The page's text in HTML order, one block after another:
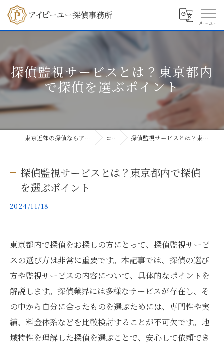
探偵監視サービスとは？東京都内
で探偵を選ぶポイント
東京近郊の探偵ならアイピーユー探偵事務所 コラム 探偵監視サービスとは？東京都内で探偵を選ぶポイント
探偵監視サービスとは？東京都内で探偵
を選ぶポイント
2024/11/18
東京都内で探偵をお探しの方にとって、探偵監視サービ
スの選び方は非常に重要です。本記事では、探偵の選び
方や監視サービスの内容について、具体的なポイントを
解説します。探偵業界には多様なサービスが存在し、そ
の中から自分に合ったものを選ぶためには、専門性や実
績、料金体系などを比較検討することが不可欠です。地
域特性を理解した探偵を選ぶことで、安心して依頼でき